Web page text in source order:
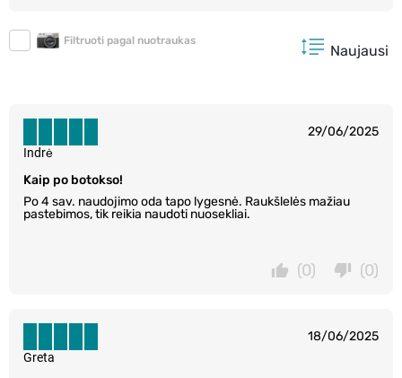
Filtruoti pagal nuotraukas
Naujausi
29/06/2025
Kaip po botokso!
Po 4 sav. naudojimo oda tapo lygesnė. Raukšlelės mažiau
pastebimos, tik reikia naudoti nuosekliai.
Indrė
(0)
(0)
18/06/2025
Greta